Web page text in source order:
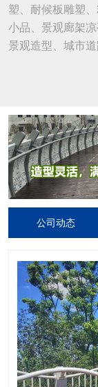
塑、耐候板雕塑
小品、景观廊架
景观造型、城市
公司动态